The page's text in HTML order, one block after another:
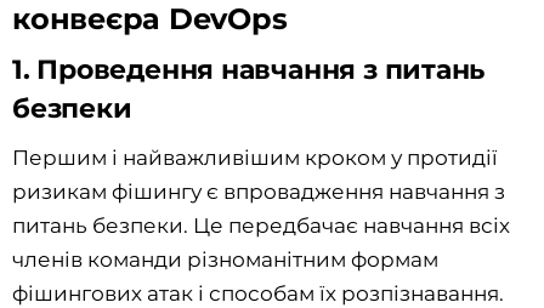
конвеєра DevOps
1. Проведення навчання з питань
безпеки
Першим і найважливішим кроком у протидії
ризикам фішингу є впровадження навчання з
питань безпеки. Це передбачає навчання всіх
членів команди різноманітним формам
фішингових атак і способам їх розпізнавання.